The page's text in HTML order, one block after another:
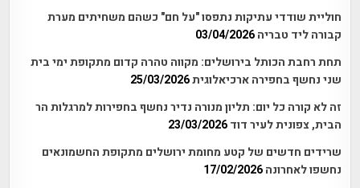
חוליית שודדי עתיקות נתפסו "על חם" כשהם משחיתים מערת
קבורה ליד טבריה 03/04/2026
תחת רחבת הכותל בירושלים: מקווה טהרה קדום מתקופת ימי בית
שני נחשף בחפירה ארכיאלוגית25/03/2026
זה לא קורה כל יום: תליון מנורה נדיר נחשף בחפירות למרגלות הר
הבית, צפונית לעיר דוד 23/03/2026
שרידים חדשים של קטע מחומת ירושלים מתקופת החשמונאים
נחשפו לאחרונה 17/02/2026